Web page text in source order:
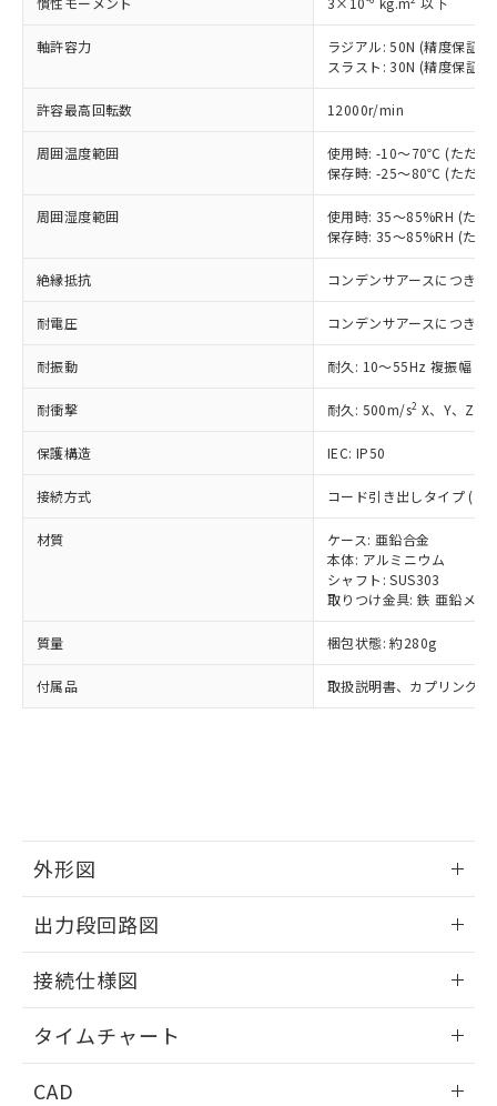
軸許容力
ラジアル: 50N (精度保証
スラスト: 30N (精度保証
許容最高回転数 12000r/min
周囲温度範囲
使用時: -10～70℃ (ただし
保存時: -25～80℃ (ただし
周囲湿度範囲
使用時: 35～85%RH (ただ
保存時: 35～85%RH (ただ
絶縁抵抗 コンデンサアースにつき除
耐電圧 コンデンサアースにつき除
耐振動 耐久: 10～55Hz 複振幅
耐衝撃 耐久: 500m/s2 X、Y、Z 各
保護構造 IEC: IP50
接続方式 コード引き出しタイプ (コ
材質
ケース: 亜鉛合金
本体: アルミニウム
シャフト: SUS303
取りつけ金具: 鉄 亜鉛メッ
質量 梱包状態: 約280g
付属品 取扱説明書、カプリング
外形図
出力段回路図
接続仕様図
タイムチャート
CAD
ご利用ください。
本サービスは、当社制御機器事業取扱
商品の当社在庫状況および標準価格
す。
当社制御機器事業取扱商品の中には、
本サービスの対象外となる商品もある
在庫状況および標準価格照会結果は、
記載している更新日時点での社内デー
タに基づき作成されるものであり、閲
覧された時点での実際の在庫および標
準価格とは異なる場合があることをご
様のお取引先、またはお客様担当のオ
ムロン制御機器販売店・当社販売員に
オムロン制御機器販売店や当社販売拠
」をご確認
在庫状況および標準価格結果を当社の
事前の承諾なく第三者に漏洩または開
示しないようお願いします。
マイパーツ機能（部品リスト作成サー
ビス）をご利用いただくには、I-Web
メンバーズにご登録されている必要が
お客様が当ウェブサイト上で当社にご
登録された部品リストについて、当社
の共同利用に関して"
の「1.共同利
定はありません。
調査・確認中：EU RoHS指令（10物質）の
非含有の対応状況を調査中または確認中の
非該当品：ライセンス料など無形物で、有
害物質有無と関係のない商品です。
仕入先様の事情により、非含有部品として
いたものが、含有品と判明した場合などや
むを得ず変更することがあります。
ミウム(Cd) 100ppm以下、
六価クロム(Cr(Ⅵ)) 1000ppm以下、ポリ臭化ビフェニル
類(PBB) 1000ppm以下、ポリ臭化ジフェニルエーテル類
(PBDE) 1000ppm以下、フタル酸ビス(2-エチルヘキシ
ル) (DEHP)(別名：DOP) 1000ppm以下、フタル酸ブチ
ルベンジル（BBP） 1000ppm以下、フタル酸ジブチル
但し、RoHS指令で産業用監視および制御機器に対する
フタル酸エステル類の４物質については閾値を超える意
図的な使用がないことを確認しています。
部品在庫の切り替え状況などにより、予定
※3 非含有証明書ダウンロード
※本証明書は発行日時点で非含有を証明す
るもので、過去に遡って非含有を証明する
ものではありません。
また、RoHS指令のフタル酸エステル類４
物質の対応では、対応完了までの期間は出
荷製品に未対応品が混在することから備考
していることから、特段のことがない限
り、2022年1月12日より割愛しておりま
※1 中国RoHS○×表
「○」：最大均質材料含有率が中国RoHSの
基準値以下であることを示します。
「×」：最大均質材料含有率が中国RoHSの
基準値を超えていることを示します。
「－」：未確認です。当社販売部門へお問
い合わせください。
Pb(鉛) :1000ppm、 Hg(水銀) : 1000ppm、 Cd(カドミウ
Cr(Ⅵ)(六価クロム) : 1000ppm、 PBBs(ポリ臭化ビフェ
ニル類) : 1000ppm、 PBDEs(ポリ臭化ジフェニルエーテ
DBP(フタル酸ジブチル) : 1000ppm、 DIBP(フタル酸ジ
イソブチル) : 1000ppm、 BBP(フタル酸ブチルベンジ
DEHP(フタル酸ビス(2-エチルヘキシル)) : 1000ppm
※2 環境保護使用期限
「ｅ」：有害物質（10物質）のすべてが基
準値以下であることを示します。
「10」：通常の使用状況下において有害物
質が外部に漏えいし、環境に深刻な影響を
及ぼさない年数を意味します。
「－」：未確認です。当社販売部門へお問
当社は、これら貴社製品のうち、外国
為替および外国貿易法に定める商品
（以下｢規制貨物等」という）を輸出
または国外への提供する場合は、日本
国政府の輸出許可(または役務取引許
可)を取得するなどの必要な手続きを
当社は規制貨物を破棄する場合は、完
全に破砕するなど、違法に輸出されな
いよう必要な手段を講じます。
当社は貴社製品を、核兵器、ミサイ
武器並びにこれらの製造装置等に一切
当社は、貴社製品を第三者に販売する
場合は、上記1、2および3の内容を当
該第三者に通知します。また当社は、
販売先および販売に係わる関係者が違
法に輸出するおそれがある場合は、取
一定数には満たないが在庫あり
在庫なし(最新の在庫状況につ
たはお客様担当のオムロン制御
機器販売店・当社販売員にご確
受注生産機種、また在庫状況の
情報を公開していない機種